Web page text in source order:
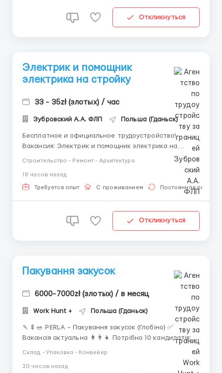
Откликнуться
Электрик и помощник
электрика на стройку
33 - 35zł (злотых) / час
Зубровский А.А. ФЛП Польша (Гданьск)
Бесплатное и официальное трудоустройство!
Вакансия: Электрик и помощник электрика на
-монтаж освещения; -сборка и подключение
простых электрощитков; -подключение проводов и
Строительство - Ремонт - Архитектура
18 часов назад
Требуется опыт С проживанием Постоянная работа
Откликнуться
Пакування закусок
6000-7000zł (злотых) / в месяц
Work Hunt + Польша (Гданьск)
🍡🍢🥗 PERLA – Пакування закусок (Глобіно) ✅
Вакансія актуальна 👩‍👨‍👧 Потрібно 10 кандидатів:
Обов’язки: наповнення начинкою, зважування,
Склад - Упаковка - Конвейер
20 часов назад